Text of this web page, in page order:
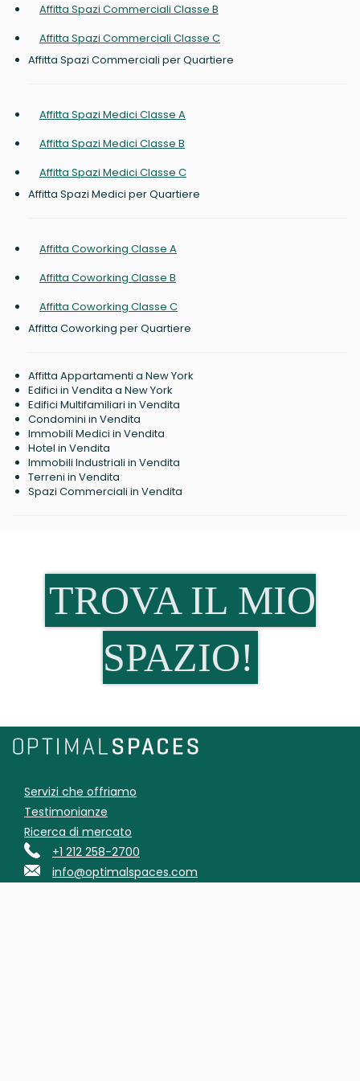
Affitta Spazi Commerciali Classe B
Affitta Spazi Commerciali Classe C
Affitta Spazi Commerciali per Quartiere
Affitta Spazi Medici Classe A
Affitta Spazi Medici Classe B
Affitta Spazi Medici Classe C
Affitta Spazi Medici per Quartiere
Affitta Coworking Classe A
Affitta Coworking Classe B
Affitta Coworking Classe C
Affitta Coworking per Quartiere
Affitta Appartamenti a New York
Edifici in Vendita a New York
Edifici Multifamiliari in Vendita
Condomini in Vendita
Immobili Medici in Vendita
Hotel in Vendita
Immobili Industriali in Vendita
Terreni in Vendita
Spazi Commerciali in Vendita
TROVA IL MIO
SPAZIO!
Servizi che offriamo
Testimonianze
Ricerca di mercato
+1 212 258-2700
info@optimalspaces.com